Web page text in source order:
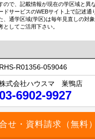
ので、記載情報が現在の学区域と異
ドサービスのWEBサイト上で記述通
、通学区域(学区)は毎年見直しの対
してご活用下さい。
RHS-R01356-059046
式会社ハウスマ 巣鴨店
03-6902-9927